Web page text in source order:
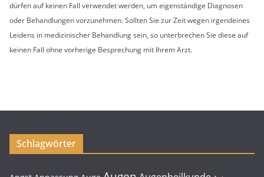
dürfen auf keinen Fall verwendet werden, um eigenständige Diagnosen
oder Behandlungen vorzunehmen. Sollten Sie zur Zeit wegen irgendeines
Leidens in medizinischer Behandlung sein, so unterbrechen Sie diese auf
keinen Fall ohne vorherige Besprechung mit Ihrem Arzt.
Schlagwörter